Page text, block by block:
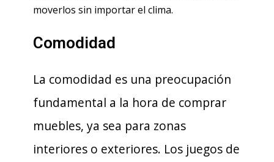
moverlos sin importar el clima.
Comodidad
La comodidad es una preocupación
fundamental a la hora de comprar
muebles, ya sea para zonas
interiores o exteriores. Los juegos de